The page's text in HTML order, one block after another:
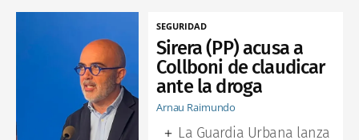
SEGURIDAD
Sirera (PP) acusa a
Collboni de claudicar
ante la droga
Arnau Raimundo
La Guardia Urbana lanza